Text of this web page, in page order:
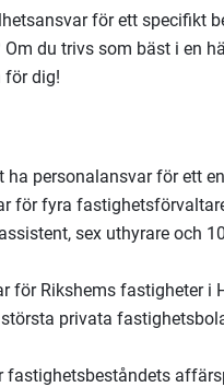
för ett specifikt
du trivs som bäst i en
för dig!
personalansvar för ett
för fyra
sex uthyrare och
Rikshems fastigheter i
privata
fastighetsbeståndets